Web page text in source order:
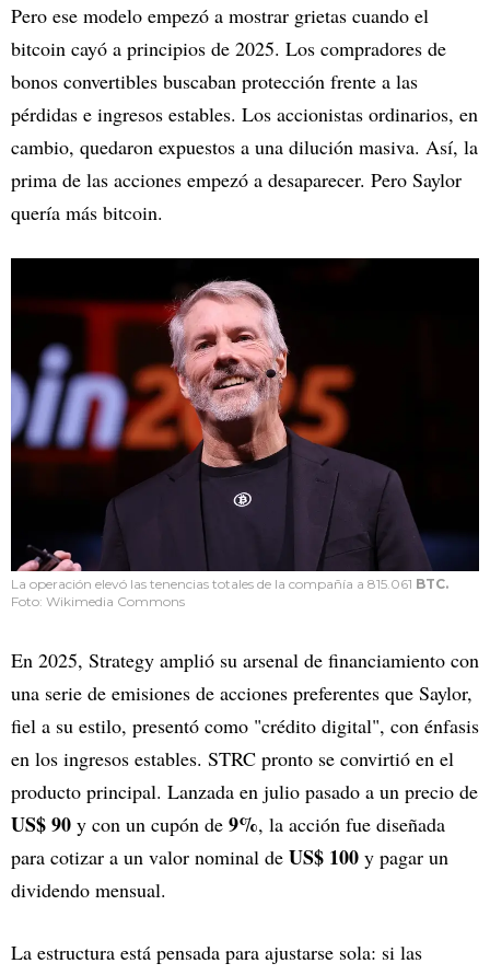
Pero ese modelo empezó a mostrar grietas cuando el
bitcoin cayó a principios de 2025. Los compradores de
bonos convertibles buscaban protección frente a las
pérdidas e ingresos estables. Los accionistas ordinarios, en
cambio, quedaron expuestos a una dilución masiva. Así, la
prima de las acciones empezó a desaparecer. Pero Saylor
quería más bitcoin.
La operación elevó las tenencias totales de la compañía a 815.061 BTC.
Foto: Wikimedia Commons
En 2025, Strategy amplió su arsenal de financiamiento con
una serie de emisiones de acciones preferentes que Saylor,
fiel a su estilo, presentó como "crédito digital", con énfasis
en los ingresos estables. STRC pronto se convirtió en el
producto principal. Lanzada en julio pasado a un precio de
US$ 90 y con un cupón de 9%, la acción fue diseñada
para cotizar a un valor nominal de US$ 100 y pagar un
dividendo mensual.
La estructura está pensada para ajustarse sola: si las